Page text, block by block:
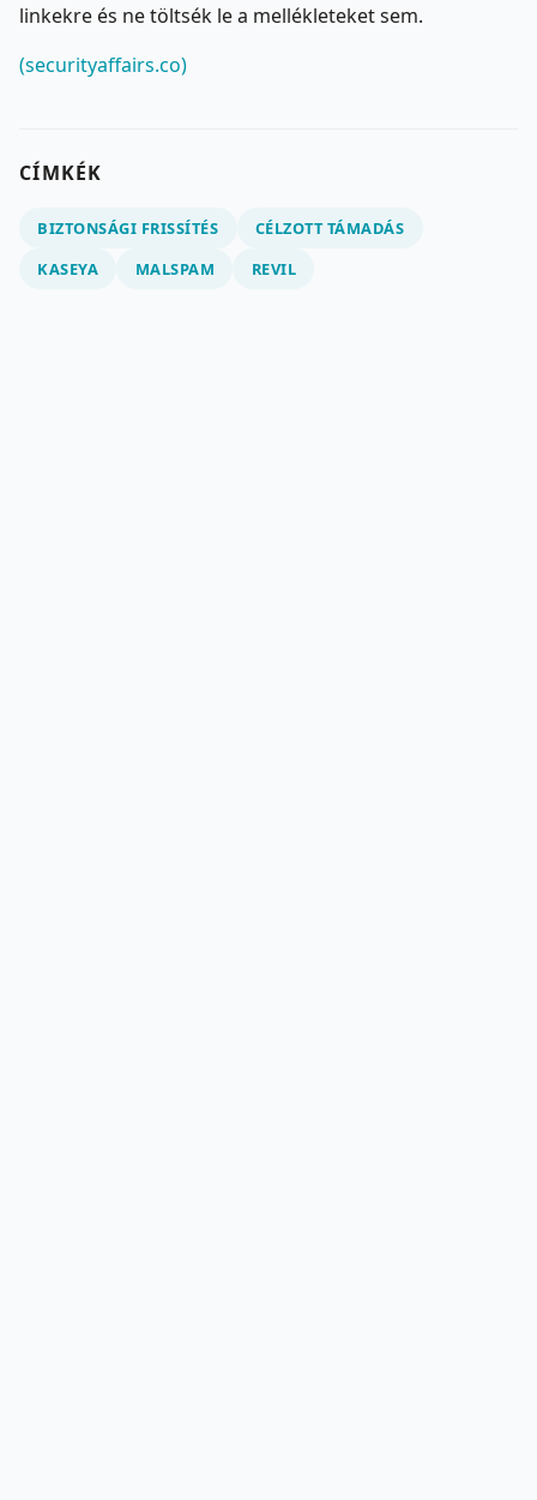
linkekre és ne töltsék le a mellékleteket sem.
(securityaffairs.co)
CÍMKÉK
BIZTONSÁGI FRISSÍTÉS
CÉLZOTT TÁMADÁS
KASEYA
MALSPAM REVIL